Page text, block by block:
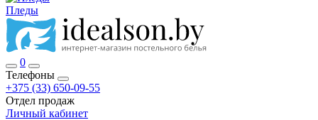
Пледы
0
Телефоны
+375 (33) 650-09-55
Отдел продаж
Личный кабинет